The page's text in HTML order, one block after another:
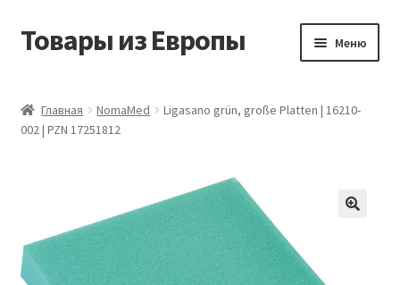
Перейти
Перейти
Товары из Европы Меню
Виды доставки
Контакты
Корзина
Главная NomaMed
Ligasano grün, große Platten | 16210-
002 | PZN 17251812